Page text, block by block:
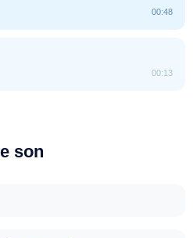
00:48
00:13
son